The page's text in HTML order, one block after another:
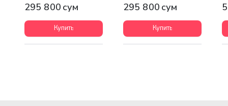
295 800 сум
Купить
295 800 сум
Купить